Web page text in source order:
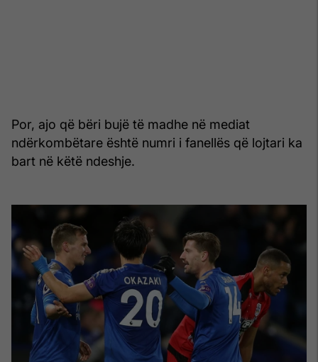
Por, ajo që bëri bujë të madhe në mediat
ndërkombëtare është numri i fanellës që lojtari ka
bart në këtë ndeshje.